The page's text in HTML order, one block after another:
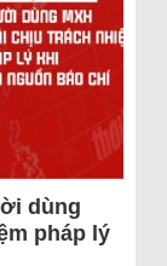
dùng
pháp lý